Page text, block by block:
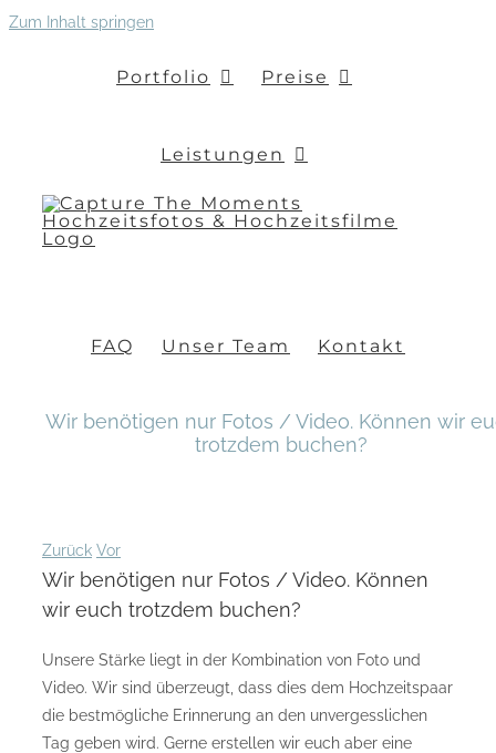
Zum Inhalt springen
Portfolio Preise
Leistungen
FAQ Unser Team Kontakt
Wir benötigen nur Fotos / Video. Können wir
trotzdem buchen?
Zurück Vor
Wir benötigen nur Fotos / Video. Können
wir euch trotzdem buchen?
Unsere Stärke liegt in der Kombination von Foto und
Video. Wir sind überzeugt, dass dies dem Hochzeitspaar
die bestmögliche Erinnerung an den unvergesslichen
Tag geben wird. Gerne erstellen wir euch aber eine